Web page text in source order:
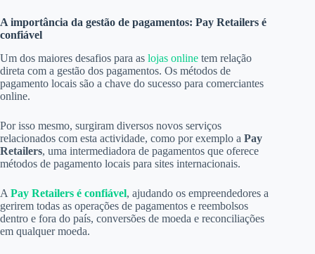
A importância da gestão de pagamentos: Pay Retailers é
confiável
Um dos maiores desafios para as lojas online tem relação
direta com a gestão dos pagamentos. Os métodos de
pagamento locais são a chave do sucesso para comerciantes
online.
Por isso mesmo, surgiram diversos novos serviços
relacionados com esta actividade, como por exemplo a Pay
Retailers, uma intermediadora de pagamentos que oferece
métodos de pagamento locais para sites internacionais.
A Pay Retailers é confiável, ajudando os empreendedores a
gerirem todas as operações de pagamentos e reembolsos
dentro e fora do país, conversões de moeda e reconciliações
em qualquer moeda.